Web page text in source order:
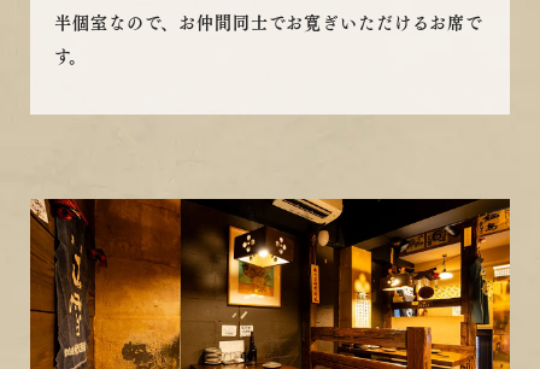
半個室なので、お仲間同士でお寛ぎいただけるお席で
す。